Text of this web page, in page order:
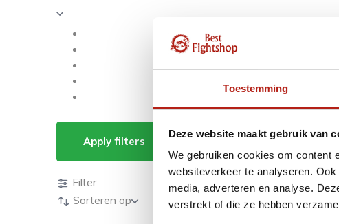
Toestemming
Deze website maakt gebruik van
We gebruiken cookies om content
websiteverkeer te analyseren.
media, adverteren en analyse.
verstrekt of die ze hebben
Apply filters Producten getagd met
Producten
Filter
Sorteren op